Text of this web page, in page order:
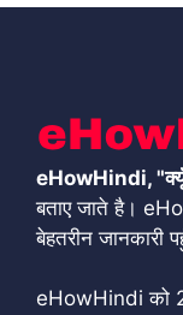
eHowHindi,
बताए जाते है।
बेहतरीन जानकारी
eHowHindi को